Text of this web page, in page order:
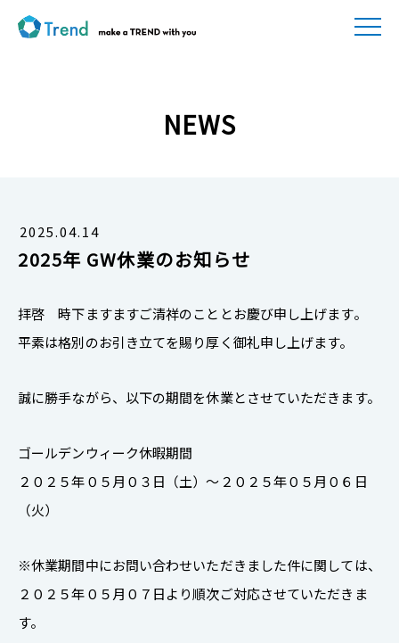
NEWS
2025.04.14
2025年 GW休業のお知らせ
拝啓 時下ますますご清祥のこととお慶び申し上げます。
平素は格別のお引き立てを賜り厚く御礼申し上げます。
誠に勝手ながら、以下の期間を休業とさせていただきます。
ゴールデンウィーク休暇期間
２０２５年０５月０３日（土）～２０２５年０５月０６日
（火）
※休業期間中にお問い合わせいただきました件に関しては、
２０２５年０５月０７日より順次ご対応させていただきま
す。